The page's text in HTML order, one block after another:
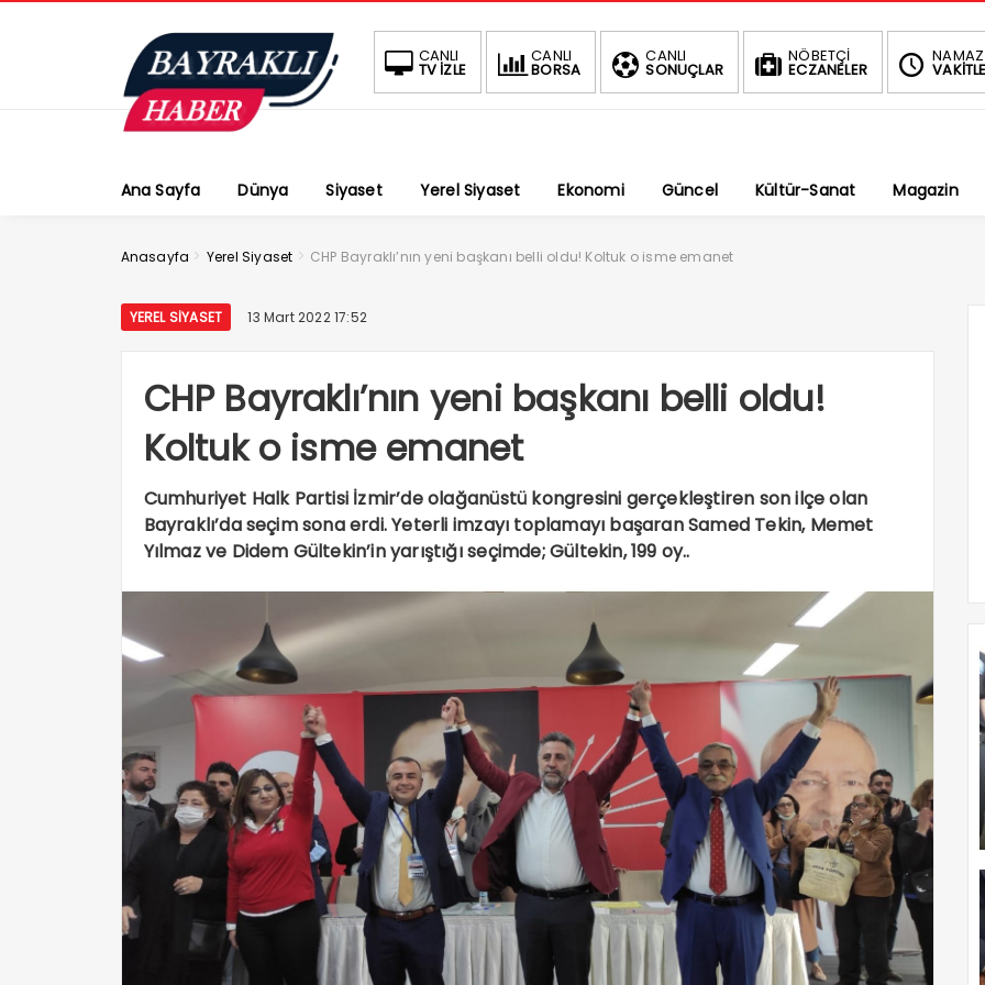
CANLI
TV İZLE
CANLI
BORSA
CANLI
SONUÇLAR
NÖBETÇİ
ECZANELER
NAMAZ
BIST
-0.03% 1.690,16
DOLAR
% 47,6787
Ana Sayfa Dünya Siyaset Yerel Siyaset Ekonomi Güncel Kültür-Sanat Magazin
Anasayfa > Yerel Siyaset > CHP Bayraklı’nın yeni başkanı belli oldu! Koltuk o isme emanet
YEREL SIYASET 13 Mart 2022 17:52
CHP Bayraklı’nın yeni başkanı belli oldu!
Koltuk o isme emanet
Cumhuriyet Halk Partisi İzmir’de olağanüstü kongresini gerçekleştiren son ilçe olan
Bayraklı’da seçim sona erdi. Yeterli imzayı toplamayı başaran Samed Tekin, Memet
Yılmaz ve Didem Gültekin’in yarıştığı seçimde; Gültekin, 199 oy..